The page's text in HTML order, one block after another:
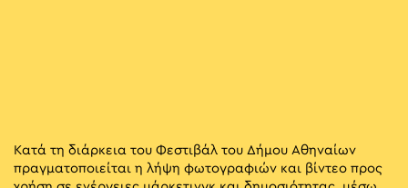
Κατά τη διάρκεια του Φεστιβάλ του Δήμου Αθηναίων
πραγματοποιείται η λήψη φωτογραφιών και βίντεο προς